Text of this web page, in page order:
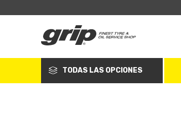
TODAS LAS OPCIONES